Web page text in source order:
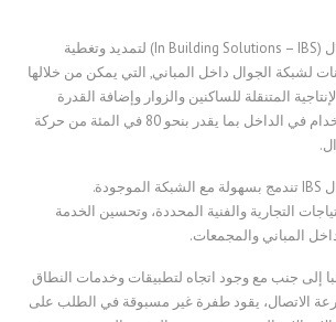
حلول تقوية شبكة الجوال (In Building Solutions – IBS) لتمديد وتغطية
لشبكة الجوال داخل المباني, التي يمكن من خلالها
المتنقلة للساكنين والزوار وإضافة القدرة
على توسيع نسبة الاستخدام في الداخل بما يقدر بنحو 80 في المئة من حركة
حلول تقوية شبكة الجوال IBS تندمج بسهولة مع الشبكة الموجودة.
التجارية والفنية المحددة، وتحسين الخدمة
المباني والمجمعات.
إلى جنب مع وجود اتجاه لتطبيقات وخدمات النطاق
الاتصال، يقود طفرة غير مسبوقة في الطلب على